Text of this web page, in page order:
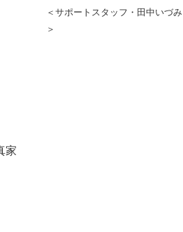
＜サポートスタッフ・田中いづみ
＞
家